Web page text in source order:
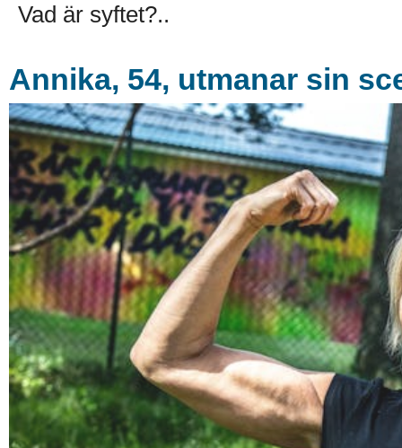
Vad är syftet?..
Annika, 54, utmanar sin